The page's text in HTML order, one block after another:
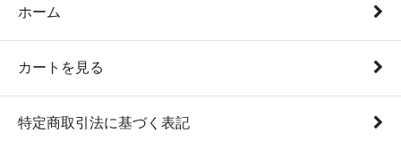
ホーム
カートを見る
特定商取引法に基づく表記